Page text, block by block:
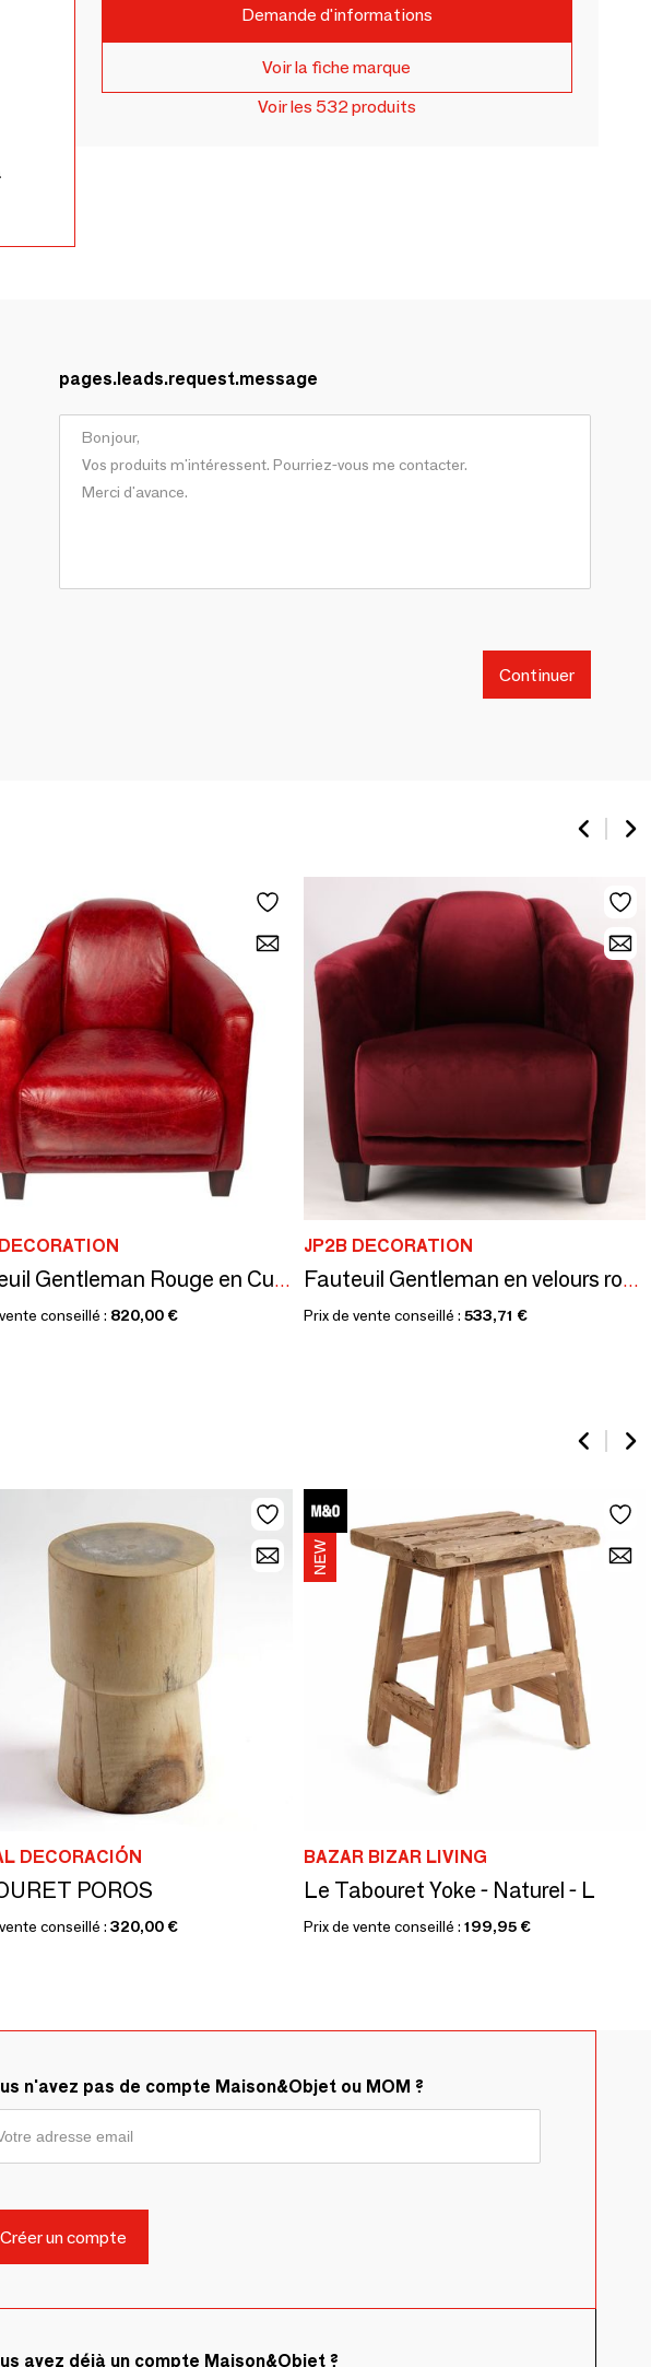
Demande d'informations
Voir la fiche marque
Voir les 532 produits
pages.leads.request.message
Continuer
Fauteuil Gentleman Rouge en Cuir Véritable - Élégance et Design Compact
conseillé : 820,00 €
JP2B DECORATION
Fauteuil Gentleman en velours rouge vin – Élégance et confort intemporel
Prix de vente conseillé : 533,71 €
DECORACIÓN
POROS
conseillé : 320,00 €
BAZAR BIZAR LIVING
Le Tabouret Yoke - Naturel - L
Prix de vente conseillé : 199,95 €
n'avez pas de compte Maison&Objet ou MOM ?
avez déjà un compte Maison&Objet ?